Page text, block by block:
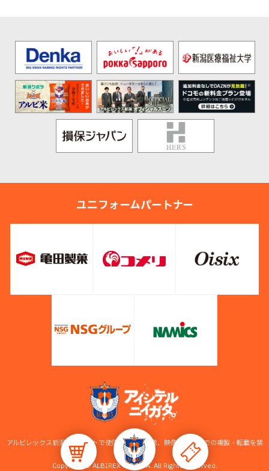
ユニフォームパートナー
アルビレックス新潟公式サイトで使用している画像、映像等の無断での複製・転載を禁
止します。
Copyright © ALBIREX NIIGATA. All Rights Reserved.